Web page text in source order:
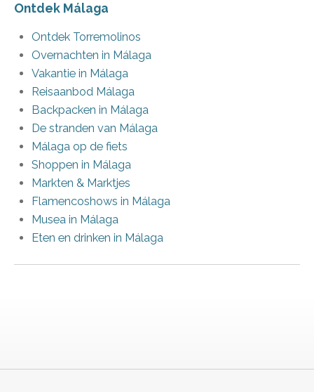
Ontdek Málaga
Ontdek Torremolinos
Overnachten in Málaga
Vakantie in Málaga
Reisaanbod Málaga
Backpacken in Málaga
De stranden van Málaga
Málaga op de fiets
Shoppen in Málaga
Markten & Marktjes
Flamencoshows in Málaga
Musea in Málaga
Eten en drinken in Málaga